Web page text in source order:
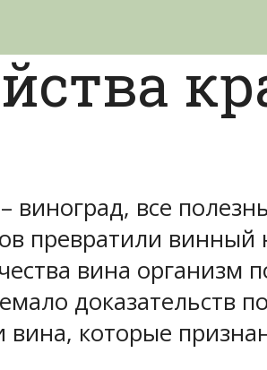
виноград, все
превратили
вина организм
доказательств
вина, которые